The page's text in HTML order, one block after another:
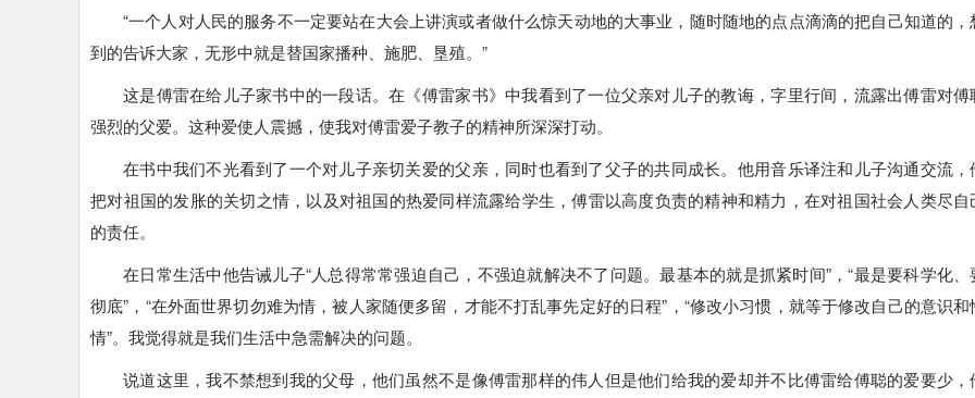
“一个人对人民的服务不一定要站在大会上讲演或者做什么惊天动地的大事业，随时随地的点点滴滴的把自己知道的，
到的告诉大家，无形中就是替国家播种、施肥、垦殖。”
这是傅雷在给儿子家书中的一段话。在《傅雷家书》中我看到了一位父亲对儿子的教诲，字里行间，流露出傅雷对傅
强烈的父爱。这种爱使人震撼，使我对傅雷爱子教子的精神所深深打动。
在书中我们不光看到了一个对儿子亲切关爱的父亲，同时也看到了父子的共同成长。他用音乐译注和儿子沟通交流，
把对祖国的发胀的关切之情，以及对祖国的热爱同样流露给学生，傅雷以高度负责的精神和精力，在对祖国社会人类尽自
的责任。
在日常生活中他告诫儿子“人总得常常强迫自己，不强迫就解决不了问题。最基本的就是抓紧时间”，“最是要科学化、
彻底”，“在外面世界切勿难为情，被人家随便多留，才能不打乱事先定好的日程”，“修改小习惯，就等于修改自己的意识和
情”。我觉得就是我们生活中急需解决的问题。
说道这里，我不禁想到我的父母，他们虽然不是像傅雷那样的伟人但是他们给我的爱却并不比傅雷给傅聪的爱要少，